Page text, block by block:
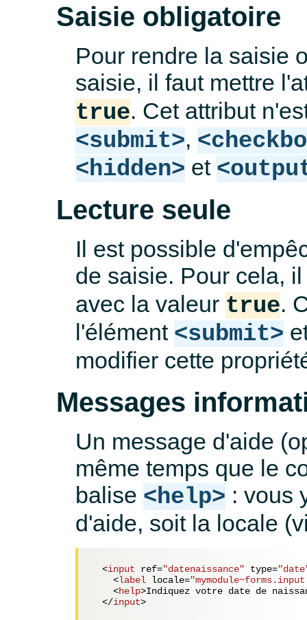
Saisie obligatoire
Pour rendre la saisie
saisie, il faut mettre
true. Cet attribut
<submit>,
<hidden> et
Lecture seule
Il est possible
de saisie. Pour cela,
avec la valeur true.
l'élément <submit>
modifier cette
Messages
Un message d'aide
même temps que le
balise <help> : vous
d'aide, soit la locale
<input ref="datenaissance" type=
<label locale=
<help>Indiquez votre date de
</input>